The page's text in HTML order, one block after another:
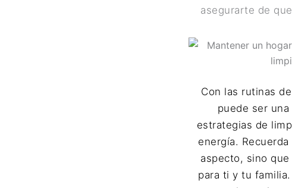
asegurarte de
Con las rutinas
puede ser
estrategias de
energía.
aspecto, sino
para ti y tu